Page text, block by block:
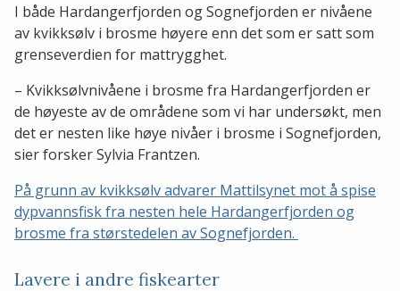
I både Hardangerfjorden og Sognefjorden er nivåene
av kvikksølv i brosme høyere enn det som er satt som
grenseverdien for mattrygghet.
– Kvikksølvnivåene i brosme fra Hardangerfjorden er
de høyeste av de områdene som vi har undersøkt, men
det er nesten like høye nivåer i brosme i Sognefjorden,
sier forsker Sylvia Frantzen.
På grunn av kvikksølv advarer Mattilsynet mot å spise
dypvannsfisk fra nesten hele Hardangerfjorden og
brosme fra størstedelen av Sognefjorden.
Lavere i andre fiskearter